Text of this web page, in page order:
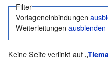
Filter
Vorlageneinbindungen
Weiterleitungenausblenden
Keine Seite verlinkt auf „